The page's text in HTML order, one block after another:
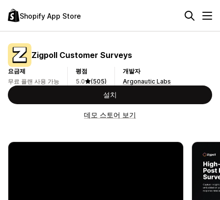
Shopify App Store
Zigpoll Customer Surveys
요금제
무료 플랜 사용 가능
평점
5.0
(505)
개발자
Argonautic Labs
설치
데모 스토어 보기